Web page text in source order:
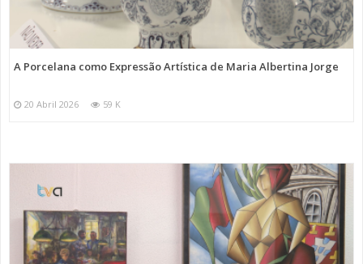
A Porcelana como Expressão Artística de Maria Albertina Jorge
20 Abril 2026 59 K